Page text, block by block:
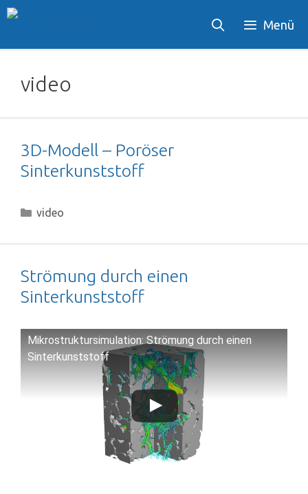
Zum
Menü
video
3D-Modell – Poröser
Sinterkunststoff
Kategorien
video
Strömung durch einen
Sinterkunststoff
Mikrostruktursimulation: Strömung durch einen
Sinterkunststoff